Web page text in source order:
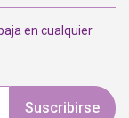
en cualquier
Suscribirse